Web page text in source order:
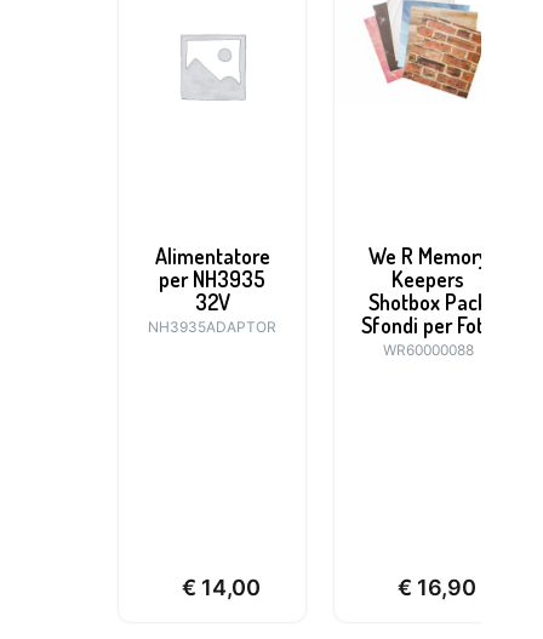
Alimentatore
per NH3935
32V
NH3935ADAPTOR
€ 14,00
We R Memory
Keepers
Shotbox Pack
Sfondi per Foto
WR60000088
€ 16,90